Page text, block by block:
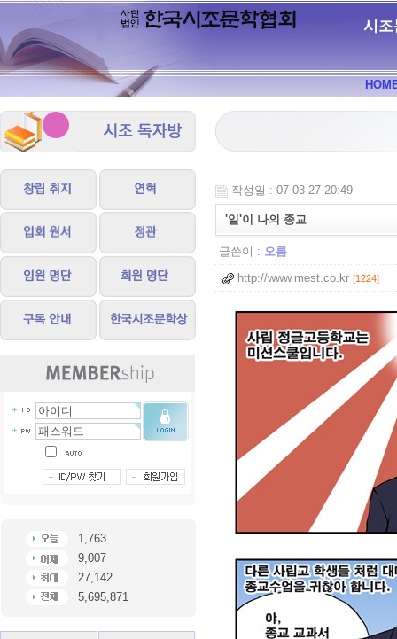
시조
1,763
9,007
27,142
5,695,871
작성일 : 07-03-27 20:49
'일'이 나의 종교
글쓴이 : 오름
http://www.mest.co.kr [1224]